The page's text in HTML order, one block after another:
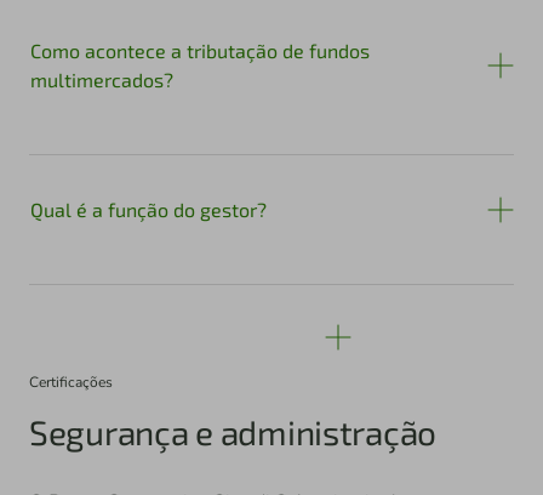
Como acontece a tributação de fundos
multimercados?
Qual é a função do gestor?
Certificações
Segurança e administração